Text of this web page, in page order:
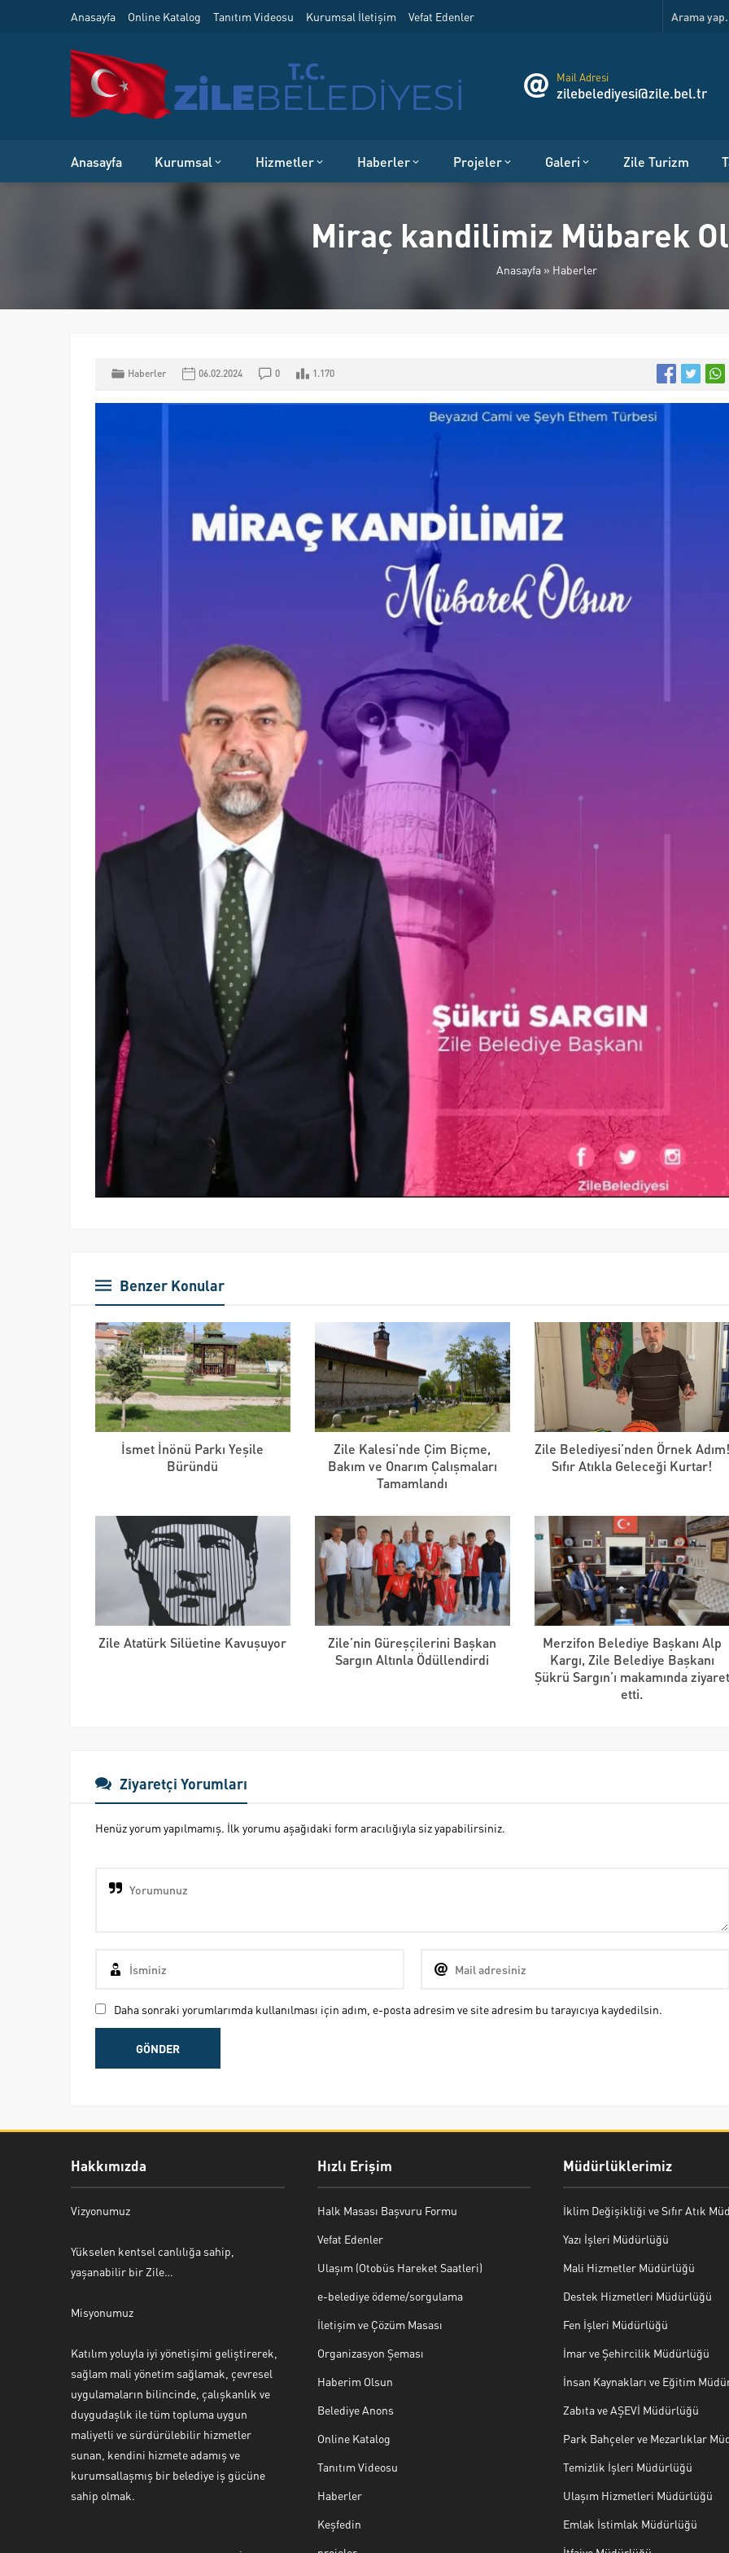
Anasayfa Online Katalog Tanıtım Videosu Kurumsal İletişim Vefat Edenler
Mail Adresi
zilebelediyesi@zile.bel.tr
Anasayfa Kurumsal Hizmetler Haberler Projeler Galeri Zile Turizm
Miraç kandilimiz Mübarek
Anasayfa » Haberler
Haberler 06.02.2024 0 1.170
Benzer Konular
İsmet İnönü Parkı Yeşile
Büründü
Zile Kalesi’nde Çim Biçme,
Bakım ve Onarım Çalışmaları
Tamamlandı
Zile Belediyesi’nden Örnek Adım!
Sıfır Atıkla Geleceği Kurtar!
Zile Atatürk Silüetine Kavuşuyor
Zile’nin Güreşçilerini Başkan
Sargın Altınla Ödüllendirdi
Merzifon Belediye Başkanı Alp
Kargı, Zile Belediye Başkanı
Şükrü Sargın’ı makamında ziyaret
etti.
Ziyaretçi Yorumları
Henüz yorum yapılmamış. İlk yorumu aşağıdaki form aracılığıyla siz yapabilirsiniz.
Daha sonraki yorumlarımda kullanılması için adım, e-posta adresim ve site adresim bu tarayıcıya kaydedilsin.
Hakkımızda
Vizyonumuz
Yükselen kentsel canlılığa sahip,
yaşanabilir bir Zile…
Misyonumuz
Katılım yoluyla iyi yönetişimi geliştirerek,
sağlam mali yönetim sağlamak, çevresel
uygulamaların bilincinde, çalışkanlık ve
duygudaşlık ile tüm topluma uygun
maliyetli ve sürdürülebilir hizmetler
sunan, kendini hizmete adamış ve
kurumsallaşmış bir belediye iş gücüne
sahip olmak.
Hızlı Erişim
Halk Masası Başvuru Formu
Vefat Edenler
Ulaşım (Otobüs Hareket Saatleri)
e-belediye ödeme/sorgulama
İletişim ve Çözüm Masası
Organizasyon Şeması
Haberim Olsun
Belediye Anons
Online Katalog
Tanıtım Videosu
Haberler
Keşfedin
Müdürlüklerimiz
İklim Değişikliği ve Sıfır Atık
Yazı İşleri Müdürlüğü
Mali Hizmetler Müdürlüğü
Destek Hizmetleri Müdürlüğü
Fen İşleri Müdürlüğü
İmar ve Şehircilik Müdürlüğü
İnsan Kaynakları ve Eğitim
Zabıta ve AŞEVİ Müdürlüğü
Park Bahçeler ve Mezarlıklar
Temizlik İşleri Müdürlüğü
Ulaşım Hizmetleri Müdürlüğü
Emlak İstimlak Müdürlüğü